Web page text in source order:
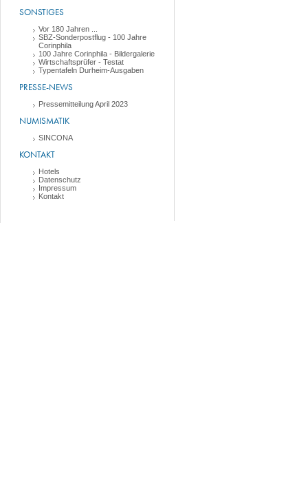
SONSTIGES
Vor 180 Jahren ...
SBZ-Sonderpostflug - 100 Jahre
Corinphila
100 Jahre Corinphila - Bildergalerie
Wirtschaftsprüfer - Testat
Typentafeln Durheim-Ausgaben
PRESSE-NEWS
Pressemitteilung April 2023
NUMISMATIK
SINCONA
KONTAKT
Hotels
Datenschutz
Impressum
Kontakt